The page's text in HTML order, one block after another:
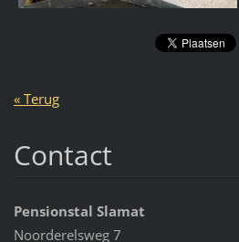
« Terug
Contact
Pensionstal Slamat
Noorderelsweg 7